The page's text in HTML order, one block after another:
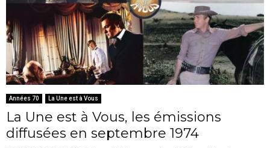
Années 70 La Une est à Vous
La Une est à Vous, les émissions
diffusées en septembre 1974